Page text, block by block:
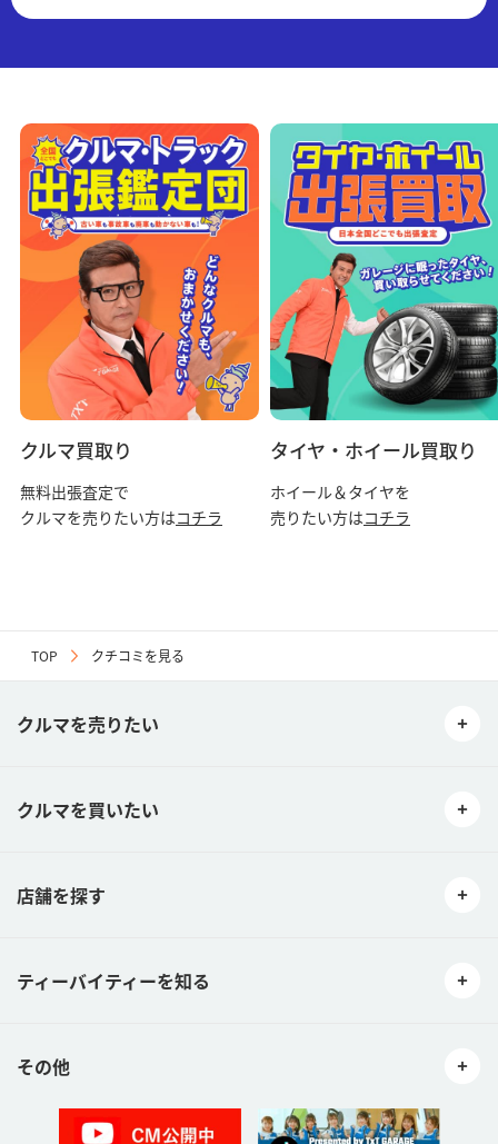
が適当と判断する方法で告知します。変更後にご利用者が本サイト
ものとみなされます。
ご利用者は、自己の責任において本サービスを利用するものとし、
本サービスを利用してなされた一切の行為及びその結果について一
切の責任を負います。万一、ご利用者の行為により、当社または第
三者に損害が発生した場合、当該損害の全額を補償するものとしま
す。
第４条（本サービスにおける保証）
01当社は、クチコミの内容に関して、その正確性・合法性・完全
性・有用性などいかなる保証も致しません。
02当社は、ご利用者が本サービスを利用するにあたって生じた損害
（クチコミの内容、リンク設定された外部ウェブサイトによって生
じた損害、コンピュータウィルス感染被害による損害も含むが、こ
れらに限られません。）に対する賠償請求に応じません。
03当社はご利用者同士のトラブル等に関し、一切の補償及び関与を
致しません。
第５条（禁止事項）
次の各号に該当する行為またそのおそれのある行為は禁止します。
たはそのおそれのある行為。
05犯罪行為、公序良俗に反する行為、その他法令に違反する行為、
の政治および宗教に関する行為。
07性的嫌悪感を催す行為。
09営利目的いかんを問わず宣伝行為。
10著作権、著作人格権、商標権等の知的財産権、プライバシー権
12コンピュータウィルス等の有害なプログラムを送信、提供、また
ご利用者が前項に該当する行為またそのおそれのある行為を行った
クチコミの訂正又は削除ができるものとします。また、当社は当該
ご利用者に対して、本サービスの利用ができないよう措置をとるこ
クルマ買取り
無料出張査定で
クルマを売りたい方はコチラ
タイヤ・ホイール買取り
ホイール＆タイヤを
売りたい方はコチラ
TOP クチコミを見る
クルマを売りたい
クルマを買いたい
店舗を探す
ティーバイティーを知る
その他